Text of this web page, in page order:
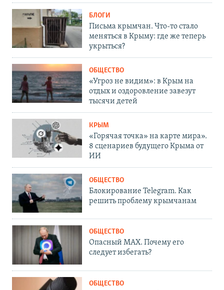
БЛОГИ
Письма крымчан. Что-то стало
меняться в Крыму: где же теперь
укрыться?
ОБЩЕСТВО
«Угроз не видим»: в Крым на
отдых и оздоровление завезут
тысячи детей
КРЫМ
«Горячая точка» на карте мира».
8 сценариев будущего Крыма от
ИИ
ОБЩЕСТВО
Блокирование Telegram. Как
решить проблему крымчанам
ОБЩЕСТВО
Опасный MAX. Почему его
следует избегать?
ОБЩЕСТВО